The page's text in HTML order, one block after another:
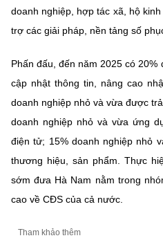
doanh nghiệp, hợp tác xã, hộ
trợ các giải pháp, nền tảng số
Phấn đấu, đến năm 2025 có
cập nhật thông tin, nâng cao
doanh nghiệp nhỏ và vừa được
doanh nghiệp nhỏ và vừa ứng
điện tử; 15% doanh nghiệp nhỏ
thương hiệu, sản phẩm. Thực
sớm đưa Hà Nam nằm trong
cao về CĐS của cả nước.
Tham khảo thêm